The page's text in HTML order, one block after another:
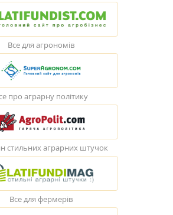
Все для агрономів
про аграрну політику
стильних аграрних штучок
Все для фермерів